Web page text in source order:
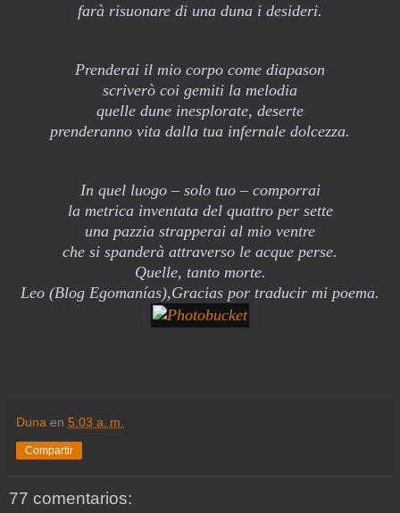
farà risuonare di una duna i desideri.
Prenderai il mio corpo come diapason
scriverò coi gemiti la melodia
quelle dune inesplorate, deserte
prenderanno vita dalla tua infernale dolcezza.
In quel luogo – solo tuo – comporrai
la metrica inventata del quattro per sette
una pazzia strapperai al mio ventre
che si spanderà attraverso le acque perse.
Quelle, tanto morte.
Leo (Blog Egomanías),Gracias por traducir mi poema.
Duna en 5:03 a. m.
Compartir
77 comentarios: